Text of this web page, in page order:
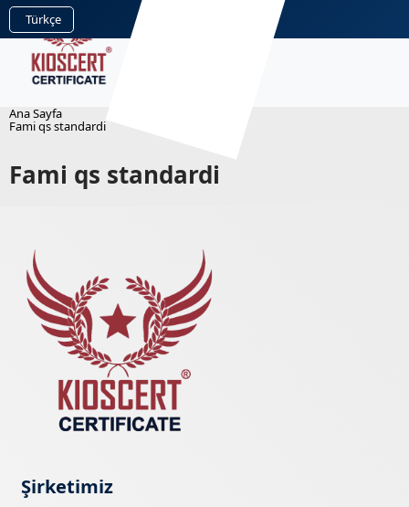
Türkçe
Fami qs standardi
Ana Sayfa
Fami qs standardi
Şirketimiz